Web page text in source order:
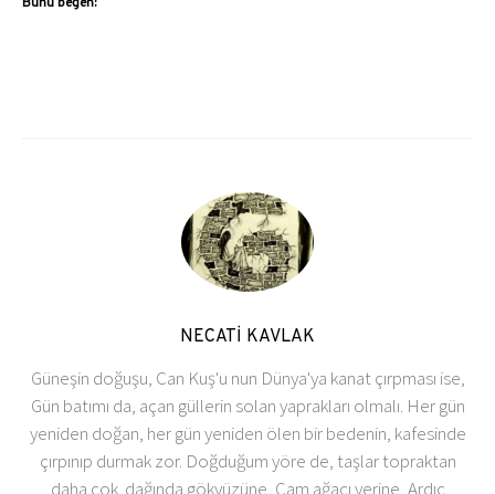
Bunu beğen:
NECATİ KAVLAK
Güneşin doğuşu, Can Kuş'u nun Dünya'ya kanat çırpması ise,
Gün batımı da, açan güllerin solan yaprakları olmalı. Her gün
yeniden doğan, her gün yeniden ölen bir bedenin, kafesinde
çırpınıp durmak zor. Doğduğum yöre de, taşlar topraktan
daha çok. dağında gökyüzüne, Çam ağacı yerine, Ardıç